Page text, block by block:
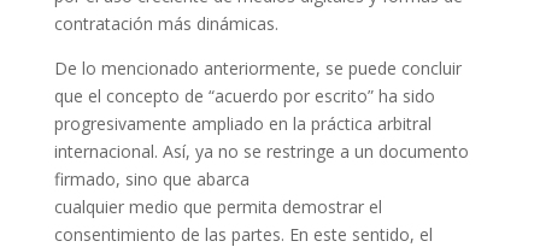
contratación más dinámicas.
De lo mencionado anteriormente, se puede concluir
que el concepto de “acuerdo por escrito” ha sido
progresivamente ampliado en la práctica arbitral
internacional. Así, ya no se restringe a un documento
firmado, sino que abarca
cualquier medio que permita demostrar el
consentimiento de las partes. En este sentido, el